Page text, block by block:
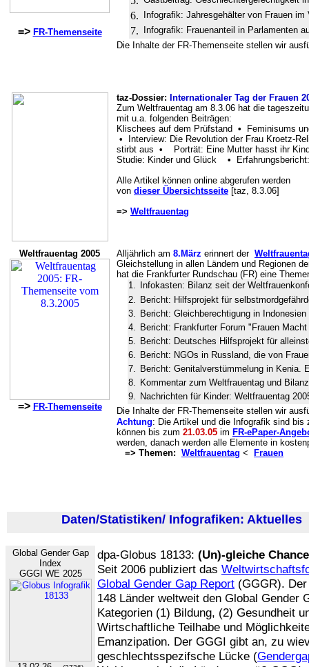
=> FR-Themenseite
6. Infografik: Jahresgehälter von Frauen im
7.
Infografik: Frauenanteil in Parlamenten
Die Inhalte der FR-Themenseite stellen wir
taz-Dossier: Internationaler Tag der Frauen
Zum Weltfrauentag am 8.3.06 hat die
mit u.a. folgenden Beiträgen:
Klischees auf dem Prüfstand •
Feminisums
•
Interview: Die Revolution der Frau Kroetz-
stirbt aus •
Porträt: Eine Mutter hasst ihr
Studie: Kinder und Glück
•
Alle Artikel können online abgerufen werden
von dieser Übersichtsseite [taz, 8.3.06]
=> Weltfrauentag
Weltfrauentag 2005
=> FR-Themenseite
Alljährlich am 8.März erinnert der
Gleichstellung in allen Ländern und Regionen
hat die Frankfurter Rundschau (FR) eine
1.
Infokasten: Bilanz seit der
2. Bericht: Hilfsprojekt für
3. Bericht: Gleichberechtigung in Indonesien
4. Bericht: Frankfurter Forum "Frauen
5. Bericht: Deutsches Hilfsprojekt für
6. Bericht: NGOs in Russland, die von
7. Bericht: Genitalverstümmelung in Kenia.
8. Kommentar zum Weltfrauentag und
9. Nachrichten für Kinder: Weltfrauentag
Die Inhalte der FR-Themenseite stellen wir
Achtung: Die Artikel und die Infografik sind bis
können bis zum 21.03.05 im FR-ePaper-
werden, danach werden alle Elemente in
=> Themen: Weltfrauentag < Frauen
Daten/Statistiken/ Infografiken: Aktuelles
Global Gender Gap
Index
GGGI WE 2025
dpa-Globus 18133: (Un)-gleiche
Seit 2006 publiziert das
Global Gender Gap Report (GGGR).
148 Länder weltweit den Global Gender
Kategorien (1) Bildung, (2) Gesundheit
Wirtschaftliche Teilhabe und
Emanzipation. Der GGGI gibt an, zu
geschlechtsspezifsche Lücke (